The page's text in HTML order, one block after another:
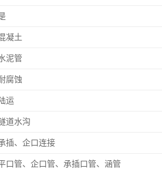
凝土
泥管
腐蚀
运
道水沟
插、企口连接
口管、企口管、承插口管、涵管